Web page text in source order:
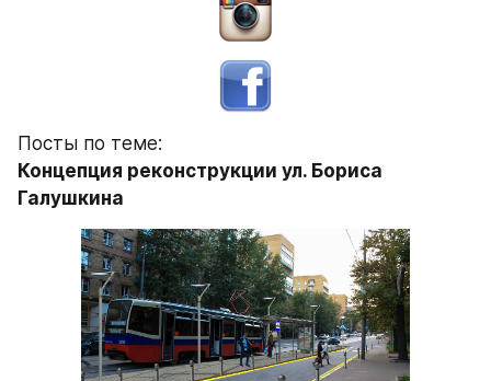
Посты по теме:
Концепция реконструкции ул. Бориса
Галушкина